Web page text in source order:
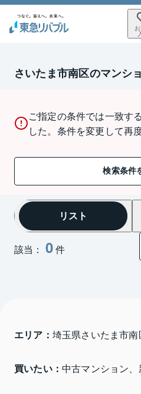
さいたま市南区のマンシ
ご指定の条件では一致す
した。条件を変更して再
検索条件
該当： 0件
リスト
エリア： 埼玉県さいたま市
買いたい： 中古マンション